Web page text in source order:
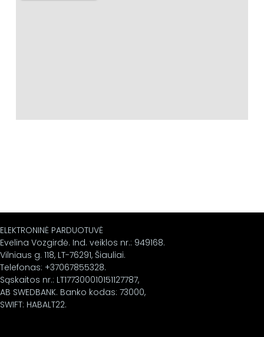
ELEKTRONINĖ PARDUOTUVĖ
Evelina Vozgirdė. Ind. veiklos nr.: 949168.
Vilniaus g. 118, LT-76291, Šiauliai.
Telefonas: +37067855328.
Sąskaitos nr.: LT177300010151127787,
AB SWEDBANK. Banko kodas: 73000,
SWIFT: HABALT22.